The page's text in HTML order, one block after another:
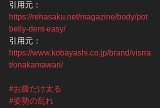
引用元：
https://rehasaku.net/magazine/body/pot
belly-dent-easy/
引用元：
https://www.kobayashi.co.jp/brand/visrra
t/onakamawari/
#お腹だけ太る
#姿勢の乱れ